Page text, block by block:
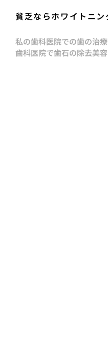
貧乏ならホワイトニ
私の歯科医院での歯の治
歯科医院で歯石の除去美